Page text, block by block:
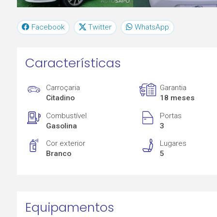
Facebook Twitter WhatsApp
Características
Carroçaria
Citadino
Garantia
18 meses
Combustível
Gasolina
Portas
3
Cor exterior
Branco
Lugares
5
Equipamentos